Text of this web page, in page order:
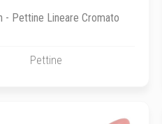
- Pettine Lineare Cromato
Pettine